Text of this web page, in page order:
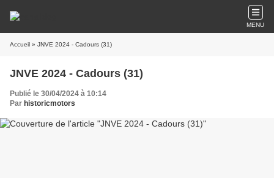
MENU
Accueil » JNVE 2024 - Cadours (31)
JNVE 2024 - Cadours (31)
Publié le 30/04/2024 à 10:14
Par historicmotors